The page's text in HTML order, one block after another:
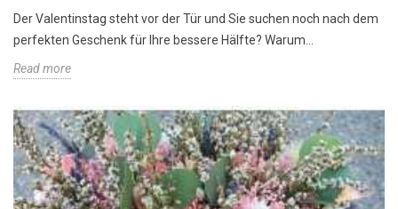
Der Valentinstag steht vor der Tür und Sie suchen noch nach dem
perfekten Geschenk für Ihre bessere Hälfte? Warum...
Read more